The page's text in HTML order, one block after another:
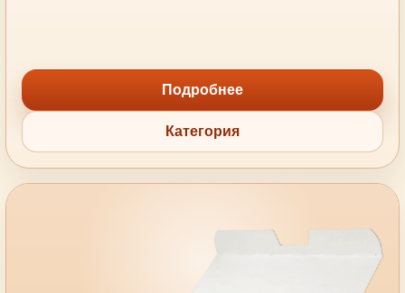
Подробнее
Категория